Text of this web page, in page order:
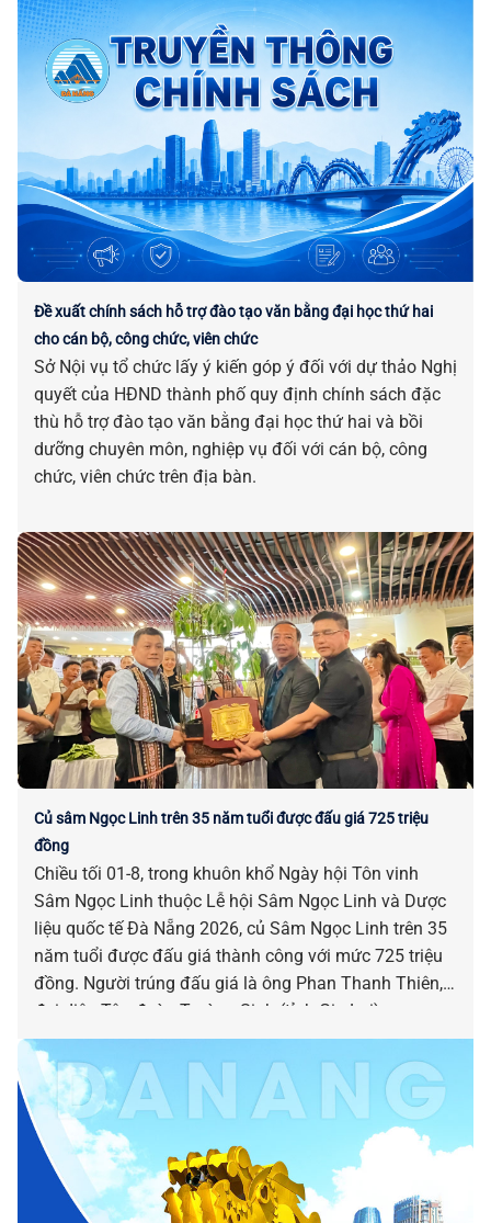
Đề xuất chính sách hỗ trợ đào tạo văn bằng đại học thứ hai
cho cán bộ, công chức, viên chức
Sở Nội vụ tổ chức lấy ý kiến góp ý đối với dự thảo Nghị
quyết của HĐND thành phố quy định chính sách đặc
thù hỗ trợ đào tạo văn bằng đại học thứ hai và bồi
dưỡng chuyên môn, nghiệp vụ đối với cán bộ, công
chức, viên chức trên địa bàn.
Củ sâm Ngọc Linh trên 35 năm tuổi được đấu giá 725 triệu
đồng
Chiều tối 01-8, trong khuôn khổ Ngày hội Tôn vinh
Sâm Ngọc Linh thuộc Lễ hội Sâm Ngọc Linh và Dược
liệu quốc tế Đà Nẵng 2026, củ Sâm Ngọc Linh trên 35
năm tuổi được đấu giá thành công với mức 725 triệu
đồng. Người trúng đấu giá là ông Phan Thanh Thiên,
đại diện Tập đoàn Trường Sinh (tỉnh Gia Lai).